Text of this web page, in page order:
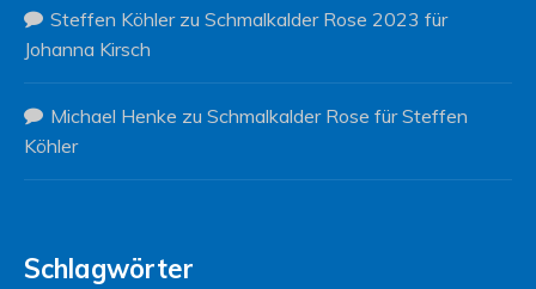
Steffen Köhlerzu Schmalkalder Rose 2023 für
Johanna Kirsch
Michael Henke zu Schmalkalder Rose für Steffen
Köhler
Schlagwörter